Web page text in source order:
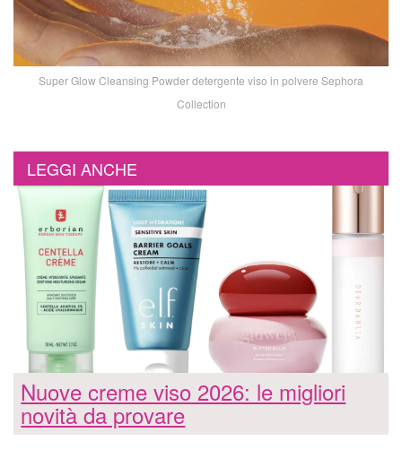
Super Glow Cleansing Powder detergente viso in polvere Sephora
Collection
LEGGI ANCHE
Nuove creme viso 2026: le migliori
novità da provare